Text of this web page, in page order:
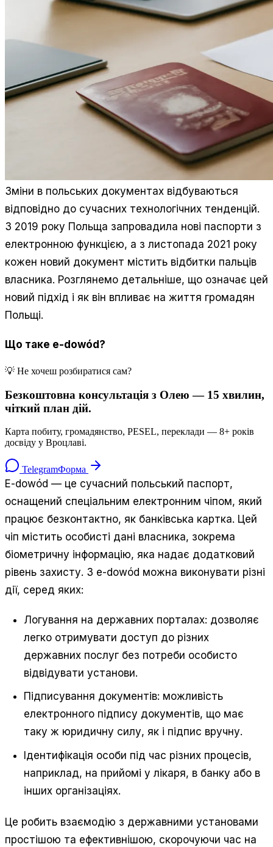
Зміни в польських документах відбуваються
відповідно до сучасних технологічних тенденцій.
З 2019 року Польща запровадила нові паспорти з
електронною функцією, а з листопада 2021 року
кожен новий документ містить відбитки пальців
власника. Розглянемо детальніше, що означає цей
новий підхід і як він впливає на життя громадян
Польщі.
Що таке e-dowód?
💡 Не хочеш розбиратися сам?
Безкоштовна консультація з Олею — 15 хвилин,
чіткий план дій.
Карта побиту, громадянство, PESEL, переклади — 8+ років
досвіду у Вроцлаві.
TelegramФорма
E-dowód — це сучасний польський паспорт,
оснащений спеціальним електронним чіпом, який
працює безконтактно, як банківська картка. Цей
чіп містить особисті дані власника, зокрема
біометричну інформацію, яка надає додатковий
рівень захисту. З e-dowód можна виконувати різні
дії, серед яких:
Логування на державних порталах: дозволяє
легко отримувати доступ до різних
державних послуг без потреби особисто
відвідувати установи.
Підписування документів: можливість
електронного підпису документів, що має
таку ж юридичну силу, як і підпис вручну.
Ідентифікація особи під час різних процесів,
наприклад, на прийомі у лікаря, в банку або в
інших організаціях.
Це робить взаємодію з державними установами
простішою та ефективнішою, скорочуючи час на